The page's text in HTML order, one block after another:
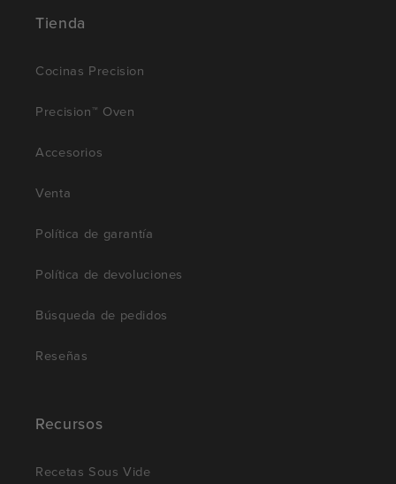
Tienda
Cocinas Precision
Precision™ Oven
Accesorios
Venta
Política de garantía
Política de devoluciones
Búsqueda de pedidos
Reseñas
Recursos
Recetas Sous Vide